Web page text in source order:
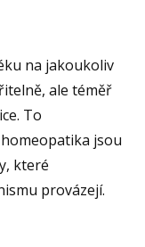
na jakoukoliv
ale téměř
To
jsou
které
provázejí.